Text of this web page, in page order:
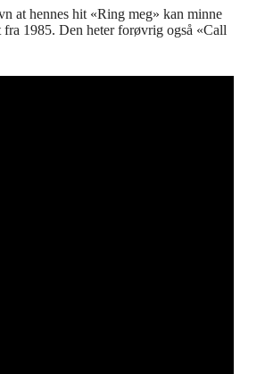
at hennes hit «Ring meg» kan minne
fra 1985. Den heter forøvrig også «Call